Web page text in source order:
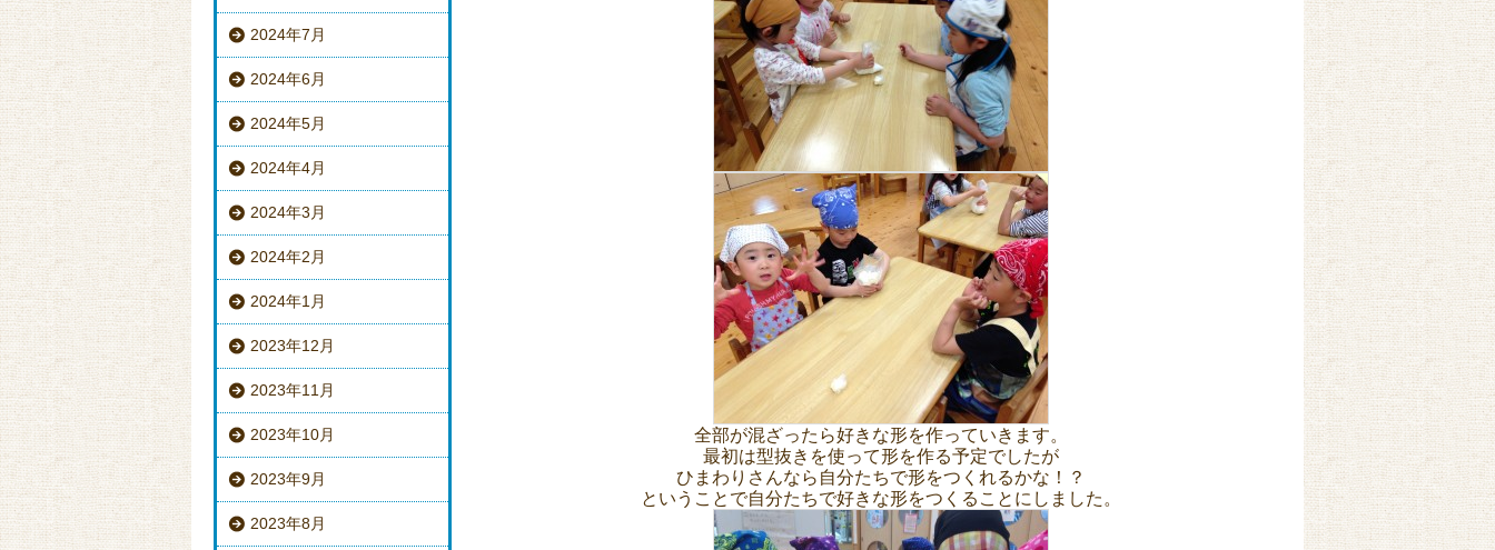
2024年7月
2024年6月
2024年5月
2024年4月
2024年3月
2024年2月
2024年1月
2023年12月
2023年11月
2023年10月
2023年9月
2023年8月
全部が混ざったら好きな形を作っていきます。
最初は型抜きを使って形を作る予定でしたが
ひまわりさんなら自分たちで形をつくれるかな！？
ということで自分たちで好きな形をつくることにしました。